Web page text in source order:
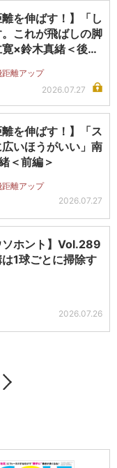
離を伸ばす！】「し
これが飛ばしの脚
×鈴木真緒＜後編
距離アップ
2026.07.27
離を伸ばす！】「ス
いほうがいい」南
＜前編＞
距離アップ
2026.07.27
ソホント】Vol.289
は1球ごとに掃除す
2026.07.26